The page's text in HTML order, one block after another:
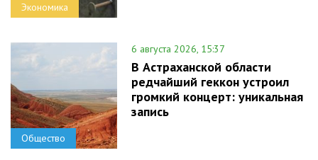
Экономика
Общество
6 августа 2026, 15:37
В Астраханской области
редчайший геккон устроил
громкий концерт: уникальная
запись